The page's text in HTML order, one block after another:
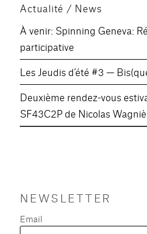
Actualité / News
À venir: Spinning Geneva:
participative
Les Jeudis d’été #3 —
Deuxième rendez-vous
SF43C2P de Nicolas
NEWSLETTER
Email